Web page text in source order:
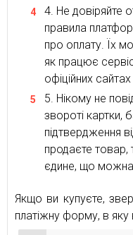
Не довіряйте
правила
про оплату. Їх
як працює
офіційних сайтах
Нікому не
звороті картки,
підтвердження
продаєте
єдине, що можна
Якщо ви купуєте,
платіжну форму, в яку